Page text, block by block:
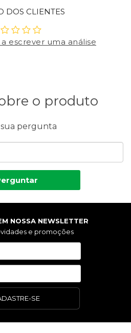
DOS CLIENTES
escrever uma análise
o produto
sua pergunta
NOSSA NEWSLETTER
e promoções
SE